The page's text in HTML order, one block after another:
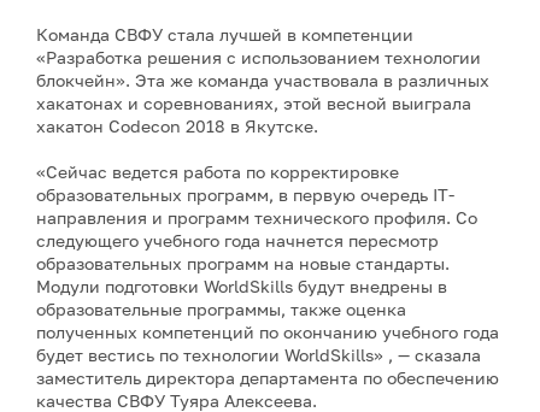
Команда СВФУ стала лучшей в компетенции
«Разработка решения с использованием технологии
блокчейн». Эта же команда участвовала в различных
хакатонах и соревнованиях, этой весной выиграла
хакатон Codecon 2018 в Якутске.
«Сейчас ведется работа по корректировке
образовательных программ, в первую очередь IT-
направления и программ технического профиля. Со
следующего учебного года начнется пересмотр
образовательных программ на новые стандарты.
Модули подготовки WorldSkills будут внедрены в
образовательные программы, также оценка
полученных компетенций по окончанию учебного года
будет вестись по технологии WorldSkills» , — сказала
заместитель директора департамента по обеспечению
качества СВФУ Туяра Алексеева.